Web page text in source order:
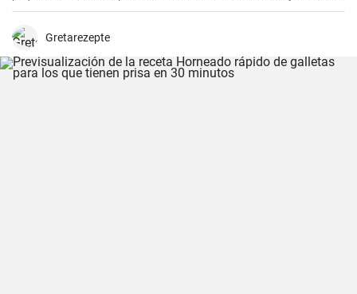
la merienda. ¡Con la receta que os propongo hoy, vuestras
Gretarezepte